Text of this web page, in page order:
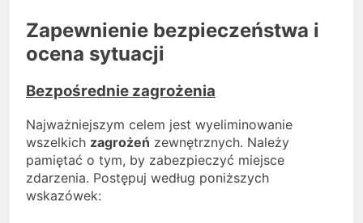
Zapewnienie bezpieczeństwa i
ocena sytuacji
Bezpośrednie zagrożenia
Najważniejszym celem jest wyeliminowanie
wszelkich zagrożeń zewnętrznych. Należy
pamiętać o tym, by zabezpieczyć miejsce
zdarzenia. Postępuj według poniższych
wskazówek: